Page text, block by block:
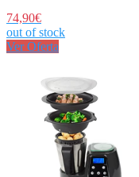
74,90€
out of stock
Ver Oferta